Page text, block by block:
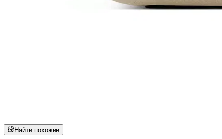
Найти похожие